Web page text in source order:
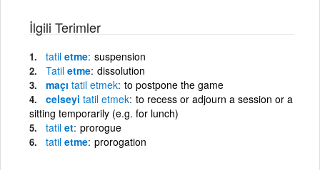
İlgili Terimler
tatil etme suspension
Tatil etme dissolution
maçı tatil etmek to postpone the game
celseyi tatil etmek to recess or adjourn a session or a
sitting temporarily (e.g. for lunch)
tatil et prorogue
tatil etme prorogation